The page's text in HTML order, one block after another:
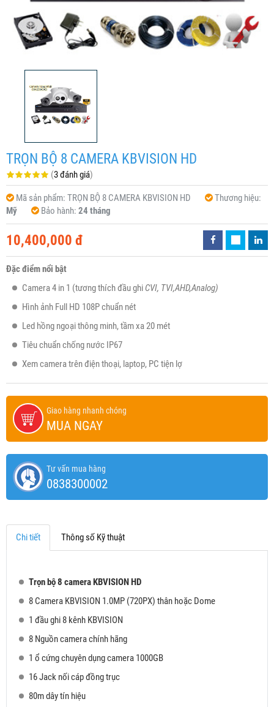
TRỌN BỘ 8 CAMERA KBVISION HD
(3 đánh giá)
Mã sản phẩm: TRỌN BỘ 8 CAMERA KBVISION HD
Thương hiệu:
Mỹ
Bảo hành: 24 tháng
10,400,000 đ
Đặc điểm nổi bật
Camera 4 in 1 (tương thích đầu ghi CVI, TVI,AHD,Analog)
Hình ảnh Full HD 108P chuẩn nét
Led hồng ngoại thông minh, tầm xa 20 mét
Tiêu chuẩn chống nước IP67
Xem camera trên điện thoại, laptop, PC tiện lợ
Giao hàng nhanh chóng
MUA NGAY
Tư vấn mua hàng
0838300002
Chi tiết Thông số Kỹ thuật
Trọn bộ 8 camera KBVISION HD
8 Camera KBVISION 1.0MP (720PX) thân hoặc Dome
1 đầu ghi 8 kênh KBVISION
8 Nguồn camera chính hãng
1 ổ cứng chuyên dụng camera 1000GB
16 Jack nối cáp đồng trục
80m dây tín hiệu